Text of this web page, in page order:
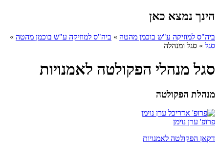
הינך נמצא כאן
ביה"ס למוזיקה ע"ש בוכמן מהטה » ביה"ס למוזיקה ע"ש בוכמן מהטה »
סגל » סגל ומנהלה
סגל מנהלי הפקולטה לאמנויות
מנהלת הפקולטה
פרופ' ערן נוימן
דקאן הפקולטה לאמנויות